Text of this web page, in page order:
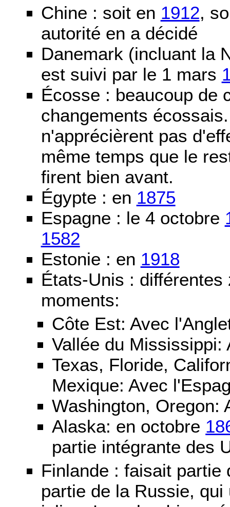
Chine : soit en 1912,
autorité en a décidé
Danemark (incluant la
est suivi par le 1 mars
Écosse : beaucoup de
changements
n'apprécièrent pas
même temps que le
firent bien avant.
Égypte : en 1875
Espagne : le 4 octobre
1582
Estonie : en 1918
États-Unis :
moments:
Côte Est: Avec
Vallée du
Texas, Floride,
Mexique: Avec
Washington, Oregon:
Alaska: en octobre
partie intégrante des
Finlande : faisait partie
partie de la Russie,